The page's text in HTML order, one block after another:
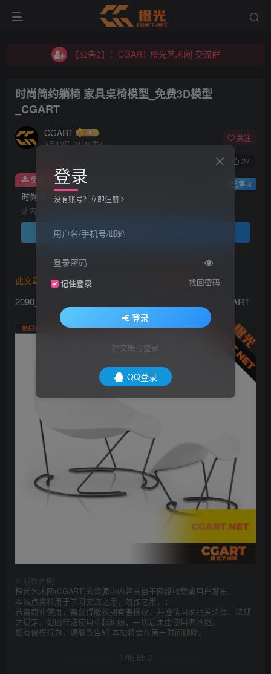
【公告2】：CGART 橙光艺术网 交流群
【公告1】：将免费进行到底！！！
【公告2】：CGART 橙光艺术网 交流群
时尚简约躺椅 家具桌椅模型_免费3D模型
_CGART
CGART
9月12日 21:49发布
关注
144 27
时尚简约躺椅 家具桌椅模型_免费3D模型_CGART
此内容为免费资源，请登录后查看
登录查看
免费资源 已售 3
此文章由 橙光艺术网(www.cgart.net) 收集整理发布
2090_7_时尚简约躺椅 家具桌椅模型_免费3D模型_CGART
版权声明
橙光艺术网(CGART)的资源均内容来自于网络收集或用户发布.
本站点资料用于学习交流之用，勿作它用，；
若需商业使用，需获得版权拥有者授权，并遵循国家相关法律、法规
之规定。如因非法使用引起纠纷，一切后果由使用者承担。
如有侵权行为，请联系告知 本站将会在第一时间删除。
THE END
登录
没有账号？立即注册
用户名/手机号/邮箱
登录密码
记住登录 找回密码
登录
社交账号登录
QQ登录